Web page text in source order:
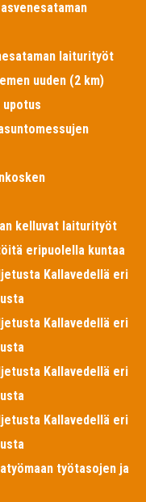
laiturityöt
uuden (2 km)
kelluvat laiturityöt
eripuolella kuntaa
Kallavedellä eri
Kallavedellä eri
Kallavedellä eri
Kallavedellä eri
työtasojen ja